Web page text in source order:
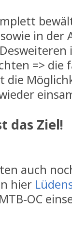
in der
=>
die
das Ziel!
auch
hier
OC